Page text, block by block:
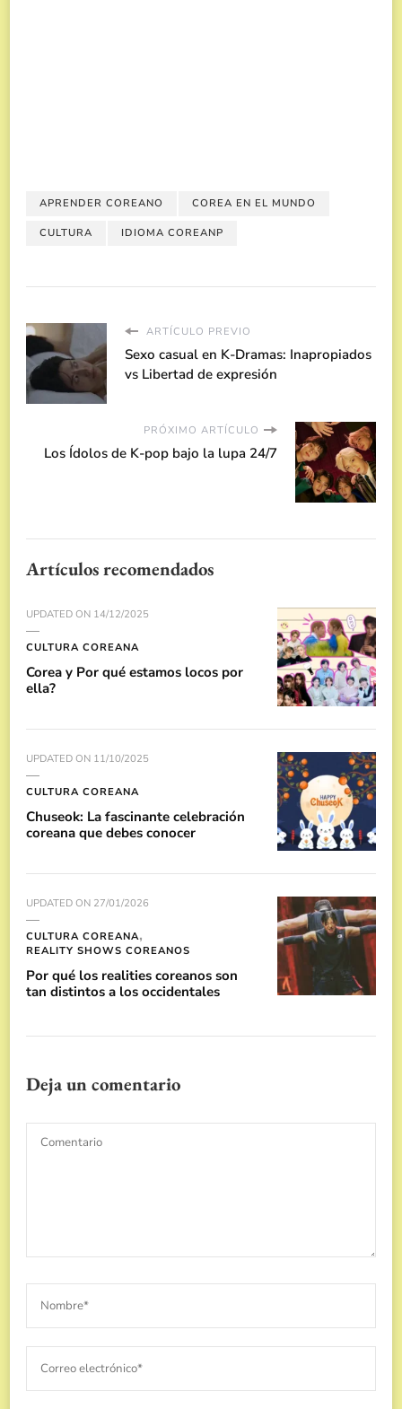
APRENDER COREANO COREA EN EL MUNDO
CULTURA IDIOMA COREANP
ARTÍCULO PREVIO
Sexo casual en K-Dramas: Inapropiados
vs Libertad de expresión
PRÓXIMO ARTÍCULO
Los Ídolos de K-pop bajo la lupa 24/7
Artículos recomendados
UPDATED ON 14/12/2025
CULTURA COREANA
Corea y Por qué estamos locos por
ella?
UPDATED ON 11/10/2025
CULTURA COREANA
Chuseok: La fascinante celebración
coreana que debes conocer
UPDATED ON 27/01/2026
CULTURA COREANA
REALITY SHOWS COREANOS
Por qué los realities coreanos son
tan distintos a los occidentales
Deja un comentario